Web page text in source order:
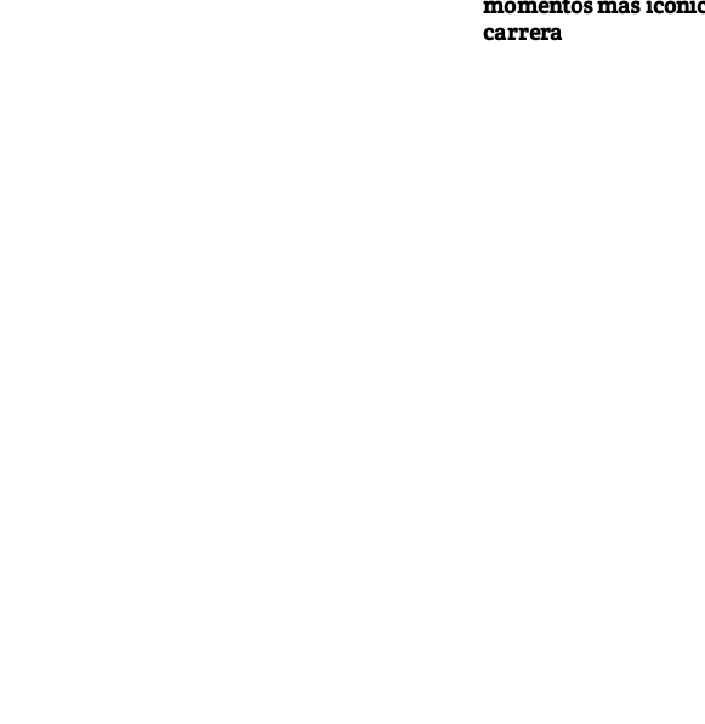
carrera